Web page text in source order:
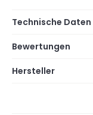
Technische Daten
Bewertungen
Hersteller